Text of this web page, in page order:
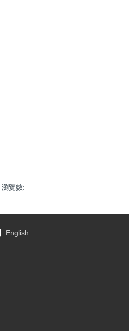
瀏覽數:
English